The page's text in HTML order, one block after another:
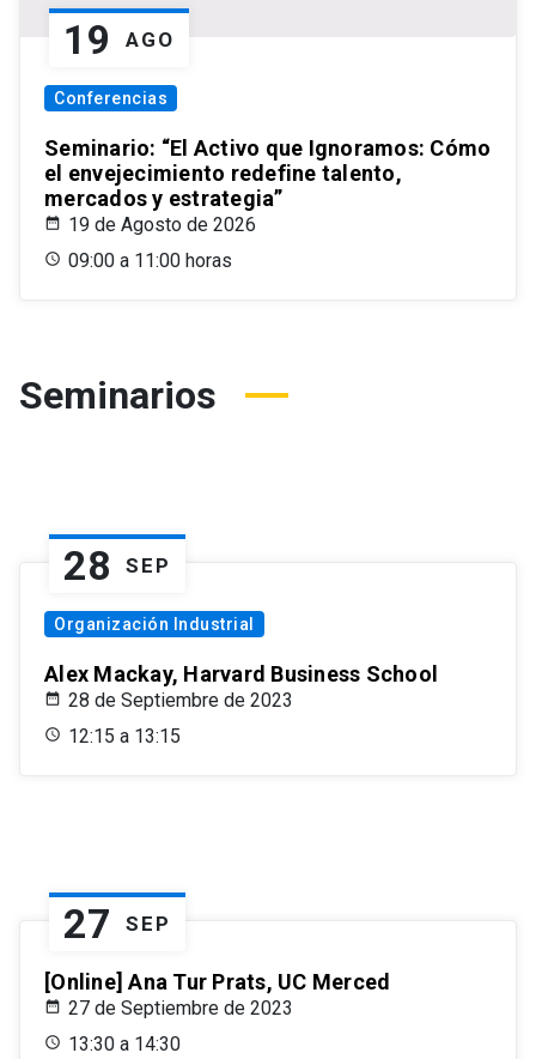
19 AGO
Conferencias
Seminario: “El Activo que Ignoramos: Cómo
el envejecimiento redefine talento,
mercados y estrategia”
19 de Agosto de 2026
09:00 a 11:00 horas
Seminarios
28 SEP
Organización Industrial
Alex Mackay, Harvard Business School
28 de Septiembre de 2023
12:15 a 13:15
27 SEP
[Online] Ana Tur Prats, UC Merced
27 de Septiembre de 2023
13:30 a 14:30